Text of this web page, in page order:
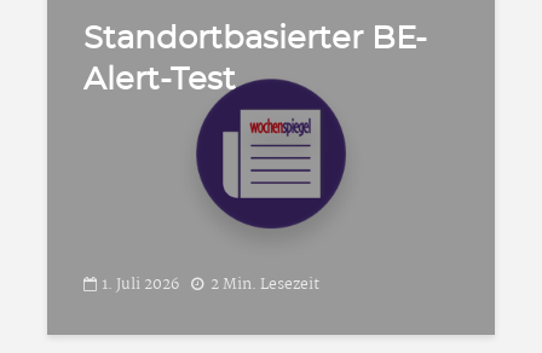
Standortbasierter BE-
Alert-Test
1. Juli 2026 2 Min. Lesezeit